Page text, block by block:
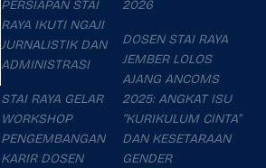
PERSIAPAN STAI
RAYA IKUTI NGAJI
JURNALISTIK DAN
ADMINISTRASI
STAI RAYA GELAR
WORKSHOP
PENGEMBANGAN
KARIR DOSEN
2026
DOSEN STAI RAYA
JEMBER LOLOS
AJANG ANCOMS
2025: ANGKAT ISU
“KURIKULUM CINTA”
DAN KESETARAAN
GENDER